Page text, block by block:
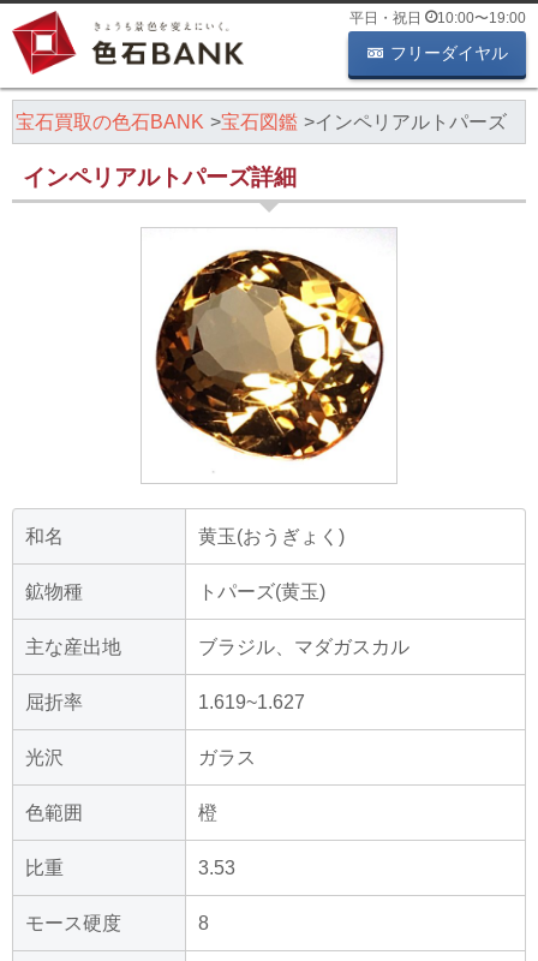
平日・祝日 10:00〜19:00
フリーダイヤル
宝石買取の色石BANK 宝石図鑑 インペリアルトパーズ
インペリアルトパーズ詳細
和名 黄玉(おうぎょく)
鉱物種 トパーズ(黄玉)
主な産出地 ブラジル、マダガスカル
屈折率 1.619~1.627
光沢 ガラス
色範囲 橙
比重 3.53
モース硬度 8